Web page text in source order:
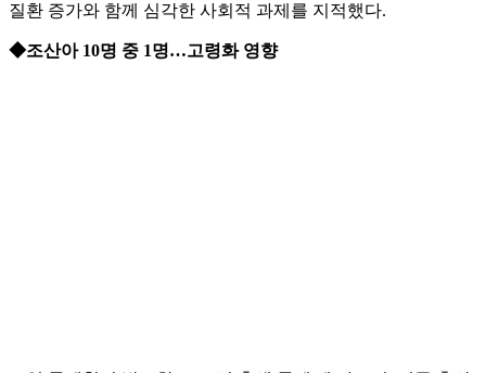
질환 증가와 함께 심각한 사회적 과제를 지적했다.
◆조산아 10명 중 1명…고령화 영향